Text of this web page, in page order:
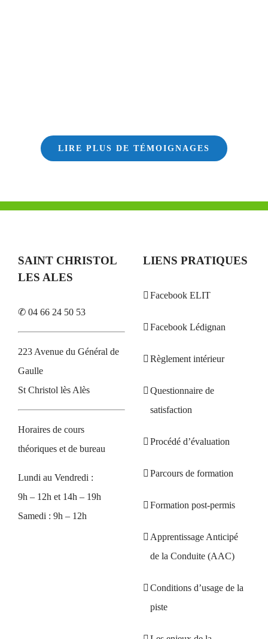
LIRE PLUS DE TÉMOIGNAGES
SAINT CHRISTOL
LES ALES
✆ 04 66 24 50 53
223 Avenue du Général de
Gaulle
St Christol lès Alès
Horaires de cours
théoriques et de bureau
Lundi au Vendredi :
9h – 12h et 14h – 19h
Samedi : 9h – 12h
LIENS PRATIQUES
Facebook ELIT
Facebook Lédignan
Règlement intérieur
Questionnaire de
satisfaction
Procédé d’évaluation
Parcours de formation
Formation post-permis
Apprentissage Anticipé
de la Conduite (AAC)
Conditions d’usage de la
piste